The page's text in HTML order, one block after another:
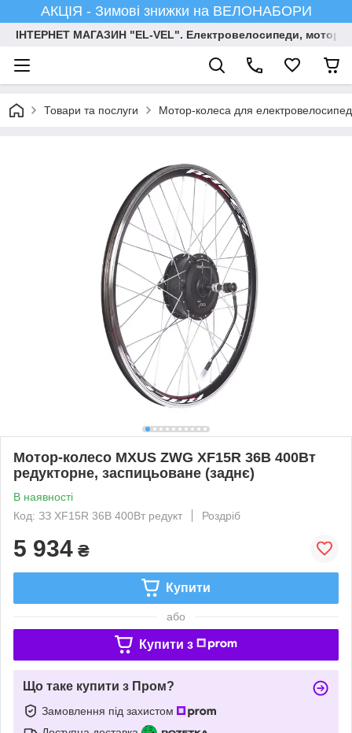
АКЦІЯ - Зимові знижки на ВЕЛОНАБОРИ
ІНТЕРНЕТ МАГАЗИН "EL-VEL". Електровелосипеди, мотор-
Товари та послуги Мотор-колеса для
Мотор-колесо MXUS ZWG XF15R 36В 400Вт
редукторне, заспицьоване (заднє)
В наявності
Код: ЗЗ XF15R 36В 400Вт редукт
Роздріб
5 934 ₴
Купити
або
Купити з
Що таке купити з Пром?
Замовлення під захистом